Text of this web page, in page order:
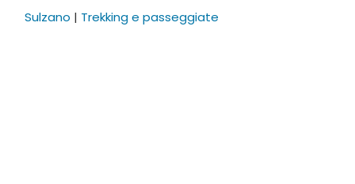
Sulzano | Trekking e passeggiate